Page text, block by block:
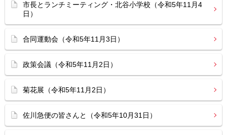
市長とランチミーティング・北谷小学校（令和5年11月4
日）
合同運動会（令和5年11月3日）
政策会議（令和5年11月2日）
菊花展（令和5年11月2日）
佐川急便の皆さんと（令和5年10月31日）